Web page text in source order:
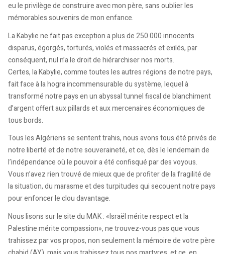
eu le privilège de construire avec mon père, sans oublier les
mémorables souvenirs de mon enfance.
La Kabylie ne fait pas exception a plus de 250 000 innocents
disparus, égorgés, torturés, violés et massacrés et exilés, par
conséquent, nul n’a le droit de hiérarchiser nos morts.
Certes, la Kabylie, comme toutes les autres régions de notre pays,
fait face à la hogra incommensurable du système, lequel à
transformé notre pays en un abyssal tunnel fiscal de blanchiment
d’argent offert aux pillards et aux mercenaires économiques de
tous bords.
Tous les Algériens se sentent trahis, nous avons tous été privés de
notre liberté et de notre souveraineté, et ce, dès le lendemain de
l’indépendance où le pouvoir a été confisqué par des voyous.
Vous n’avez rien trouvé de mieux que de profiter de la fragilité de
la situation, du marasme et des turpitudes qui secouent notre pays
pour enfoncer le clou davantage.
Nous lisons sur le site du MAK : «Israël mérite respect et la
Palestine mérite compassion», ne trouvez-vous pas que vous
trahissez par vos propos, non seulement la mémoire de votre père